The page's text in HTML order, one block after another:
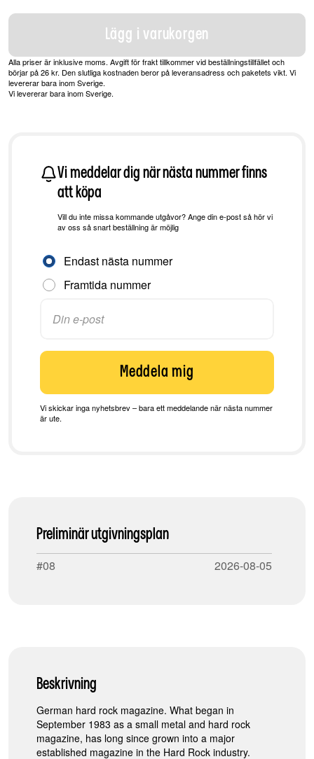
Lägg i varukorgen
Alla priser är inklusive moms. Avgift för frakt tillkommer vid beställningstillfället och
börjar på 26 kr. Den slutliga kostnaden beror på leveransadress och paketets vikt. Vi
levererar bara inom Sverige.
Vi levererar bara inom Sverige.
Vi meddelar dig när nästa nummer finns
att köpa
Vill du inte missa kommande utgåvor? Ange din e-post så hör vi
av oss så snart beställning är möjlig
Aviseringsinställningar
Endast nästa nummer
Framtida nummer
Meddela mig
Vi skickar inga nyhetsbrev – bara ett meddelande när nästa nummer
är ute.
Preliminär utgivningsplan
#08 2026-08-05
Beskrivning
German hard rock magazine. What began in
September 1983 as a small metal and hard rock
magazine, has long since grown into a major
established magazine in the Hard Rock industry.